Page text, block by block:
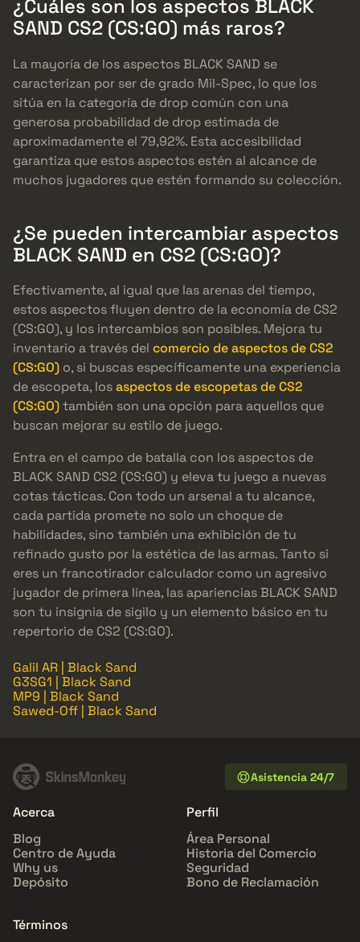
¿Cuáles son los aspectos BLACK
SAND CS2 (CS:GO) más raros?
La mayoría de los aspectos BLACK SAND se
caracterizan por ser de grado Mil-Spec, lo que los
sitúa en la categoría de drop común con una
generosa probabilidad de drop estimada de
aproximadamente el 79,92%. Esta accesibilidad
garantiza que estos aspectos estén al alcance de
muchos jugadores que estén formando su colección.
¿Se pueden intercambiar aspectos
BLACK SAND en CS2 (CS:GO)?
Efectivamente, al igual que las arenas del tiempo,
estos aspectos fluyen dentro de la economía de CS2
(CS:GO), y los intercambios son posibles. Mejora tu
inventario a través del comercio de aspectos de CS2
(CS:GO) o, si buscas específicamente una experiencia
de escopeta, losaspectos de escopetas de CS2
(CS:GO)también son una opción para aquellos que
buscan mejorar su estilo de juego.
Entra en el campo de batalla con los aspectos de
BLACK SAND CS2 (CS:GO) y eleva tu juego a nuevas
cotas tácticas. Con todo un arsenal a tu alcance,
cada partida promete no solo un choque de
habilidades, sino también una exhibición de tu
refinado gusto por la estética de las armas. Tanto si
eres un francotirador calculador como un agresivo
jugador de primera línea, las apariencias BLACK SAND
son tu insignia de sigilo y un elemento básico en tu
repertorio de CS2 (CS:GO).
Galil AR | Black Sand
G3SG1 | Black Sand
MP9 | Black Sand
Sawed-Off | Black Sand
Asistencia 24/7
Acerca
Blog
Centro de Ayuda
Why us
Depósito
Perfil
Área Personal
Historia del Comercio
Seguridad
Bono de Reclamación
Términos